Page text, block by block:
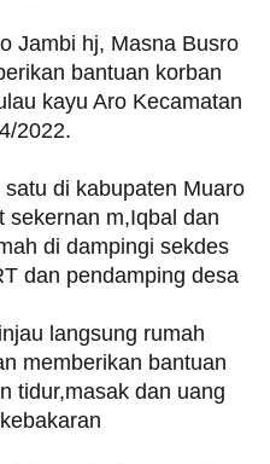
Jambi hj, Masna Busro
bantuan korban
kayu Aro Kecamatan
2022.
di kabupaten Muaro
sekernan m,Iqbal dan
di dampingi sekdes
dan pendamping desa
langsung rumah
memberikan bantuan
tidur,masak dan uang